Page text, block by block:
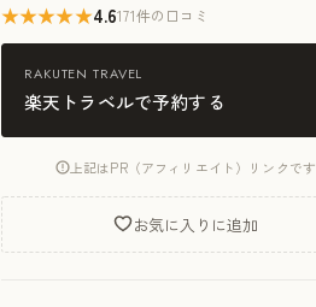
★★★★★4.6171件の口コミ
RAKUTEN TRAVEL
楽天トラベルで予約する
上記はPR（アフィリエイト）リンクです
お気に入りに追加